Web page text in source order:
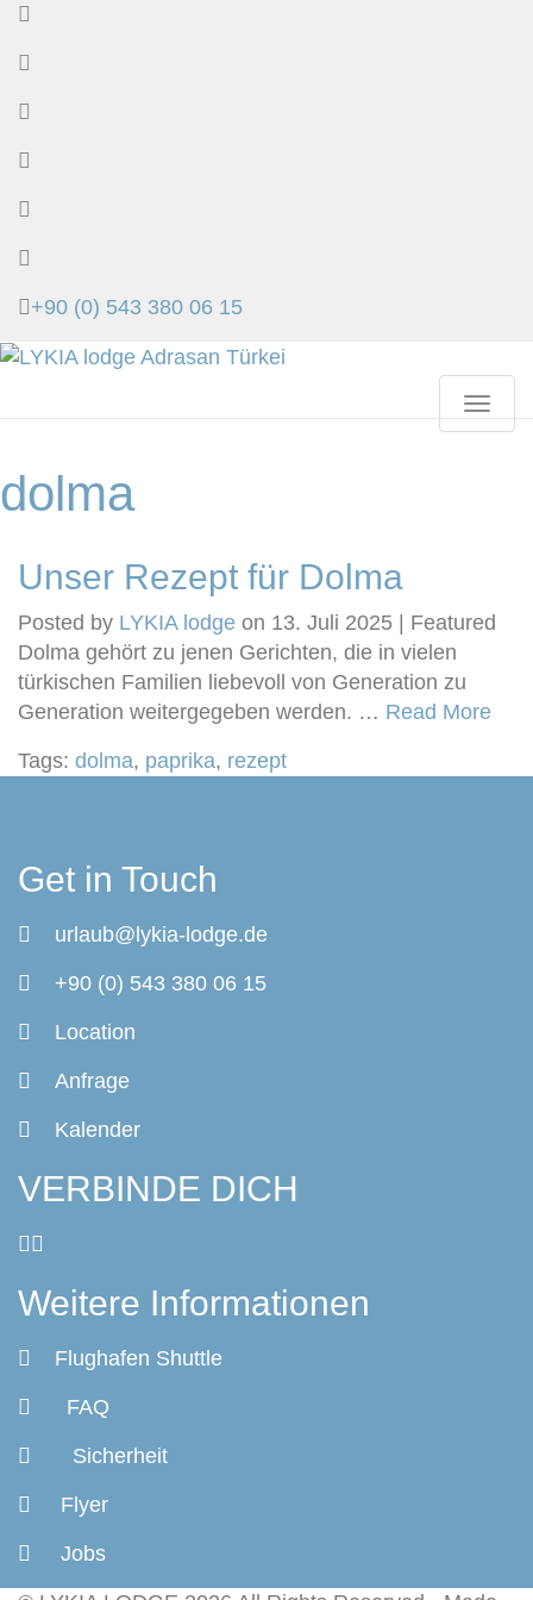
+90 (0) 543 380 06 15
Toggle
dolma
Unser Rezept für Dolma
Posted by LYKIA lodge on 13. Juli 2025
| Featured
Dolma gehört zu jenen Gerichten, die in vielen
türkischen Familien liebevoll von Generation zu
Generation weitergegeben werden. … Read More
Tags: dolma, paprika, rezept
Get in Touch
urlaub@lykia-lodge.de
+90 (0) 543 380 06 15
Location
Anfrage
Kalender
VERBINDE DICH
Weitere Informationen
Flughafen Shuttle
FAQ
Sicherheit
Flyer
Jobs